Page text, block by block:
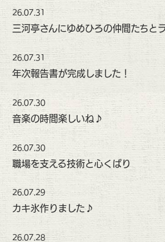
26.07.31
三河亭さんにゆめひろの仲間たちと
26.07.31
年次報告書が完成しました！
26.07.30
音楽の時間楽しいね♪
26.07.30
職場を支える技術と心くばり
26.07.29
カキ氷作りました♪
26.07.28